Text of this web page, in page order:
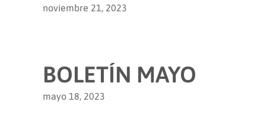
noviembre 21, 2023
BOLETÍN MAYO
mayo 18, 2023